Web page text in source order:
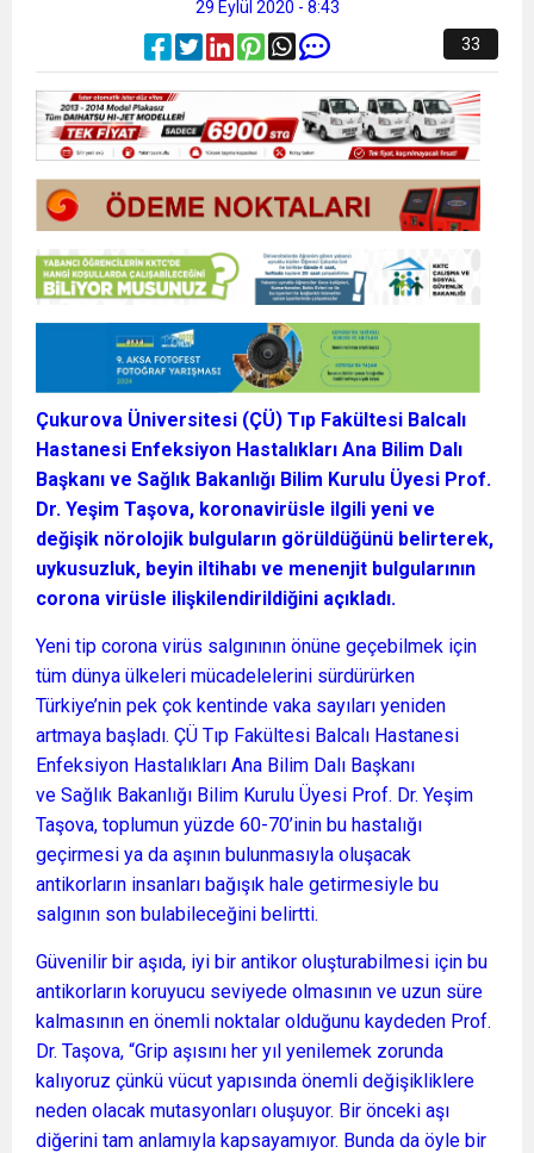
29 Eylül 2020 - 8:43
33
Çukurova Üniversitesi (ÇÜ) Tıp Fakültesi Balcalı
Hastanesi Enfeksiyon Hastalıkları Ana Bilim Dalı
Başkanı ve Sağlık Bakanlığı Bilim Kurulu Üyesi Prof.
Dr. Yeşim Taşova, koronavirüsle ilgili yeni ve
değişik nörolojik bulguların görüldüğünü belirterek,
uykusuzluk, beyin iltihabı ve menenjit bulgularının
corona virüsle ilişkilendirildiğini açıkladı.
Yeni tip corona virüs salgınının önüne geçebilmek için
tüm dünya ülkeleri mücadelelerini sürdürürken
Türkiye’nin pek çok kentinde vaka sayıları yeniden
artmaya başladı. ÇÜ Tıp Fakültesi Balcalı Hastanesi
Enfeksiyon Hastalıkları Ana Bilim Dalı Başkanı
ve Sağlık Bakanlığı Bilim Kurulu Üyesi Prof. Dr. Yeşim
Taşova, toplumun yüzde 60-70’inin bu hastalığı
geçirmesi ya da aşının bulunmasıyla oluşacak
antikorların insanları bağışık hale getirmesiyle bu
salgının son bulabileceğini belirtti.
Güvenilir bir aşıda, iyi bir antikor oluşturabilmesi için bu
antikorların koruyucu seviyede olmasının ve uzun süre
kalmasının en önemli noktalar olduğunu kaydeden Prof.
Dr. Taşova, “Grip aşısını her yıl yenilemek zorunda
kalıyoruz çünkü vücut yapısında önemli değişikliklere
neden olacak mutasyonları oluşuyor. Bir önceki aşı
diğerini tam anlamıyla kapsayamıyor. Bunda da öyle bir